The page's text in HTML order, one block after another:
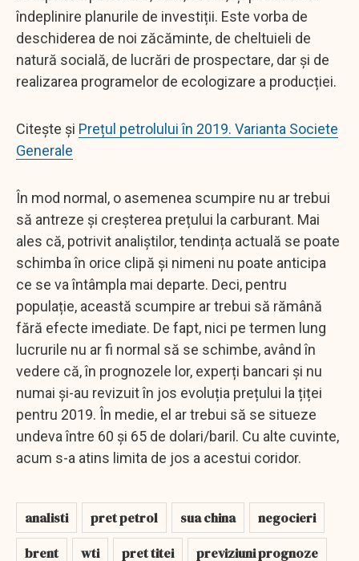
îndeplinire planurile de investiții. Este vorba de
deschiderea de noi zăcăminte, de cheltuieli de
natură socială, de lucrări de prospectare, dar și de
realizarea programelor de ecologizare a producției.
Citește și Prețul petrolului în 2019. Varianta Societe
Generale
În mod normal, o asemenea scumpire nu ar trebui
să antreze și creșterea prețului la carburant. Mai
ales că, potrivit analiștilor, tendința actuală se poate
schimba în orice clipă și nimeni nu poate anticipa
ce se va întâmpla mai departe. Deci, pentru
populație, această scumpire ar trebui să rămână
fără efecte imediate. De fapt, nici pe termen lung
lucrurile nu ar fi normal să se schimbe, având în
vedere că, în prognozele lor, experți bancari și nu
numai și-au revizuit în jos evoluția prețului la țiței
pentru 2019. În medie, el ar trebui să se situeze
undeva între 60 și 65 de dolari/baril. Cu alte cuvinte,
acum s-a atins limita de jos a acestui coridor.
analisti pret petrol sua china
negocieri
brent
wti pret titei previziuni prognoze